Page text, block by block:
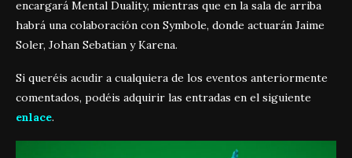
encargará Mental Duality, mientras que en la sala de arriba
habrá una colaboración con Symbole, donde actuarán Jaime
Soler, Johan Sebatian y Karena.
Si queréis acudir a cualquiera de los eventos anteriormente
comentados, podéis adquirir las entradas en el siguiente
enlace.